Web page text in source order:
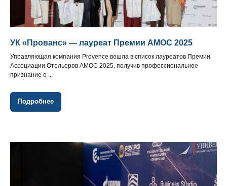
УК «Прованс» — лауреат Премии АМОС 2025
Управляющая компания Provence вошла в список лауреатов Премии
Ассоциации Отельеров АМОС 2025, получив профессиональное
признание о ...
Подробнее